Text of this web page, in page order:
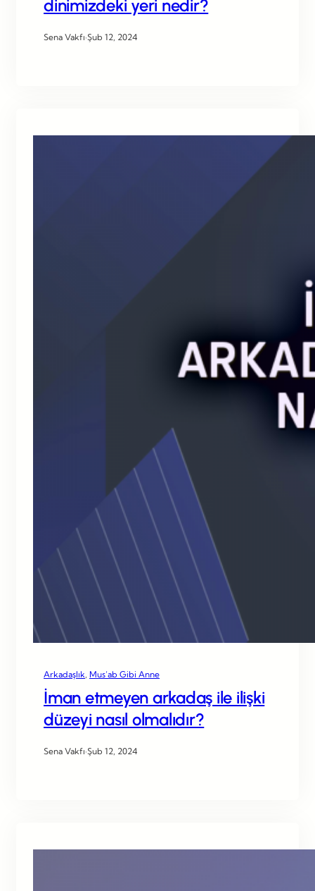
dinimizdeki yeri nedir?
Sena Vakfı·Şub 12, 2024
Arkadaşlık Mus’ab Gibi Anne
İman etmeyen arkadaş ile ilişki
düzeyi nasıl olmalıdır?
Sena Vakfı·Şub 12, 2024